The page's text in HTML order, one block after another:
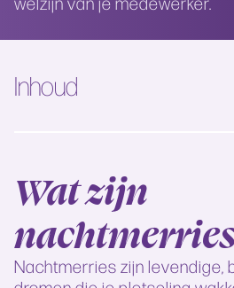
Inhoud
Wat zijn
Nachtmerries zijn levendige,